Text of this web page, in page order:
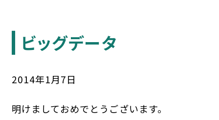
ビッグデータ
2014年1月7日
明けましておめでとうございます。